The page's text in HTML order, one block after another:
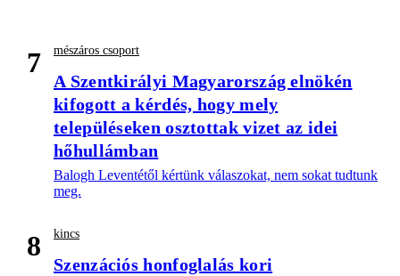
7 mészáros csoport
A Szentkirályi Magyarország elnökén
kifogott a kérdés, hogy mely
településeken osztottak vizet az idei
hőhullámban
Balogh Leventétől kértünk válaszokat, nem sokat tudtunk
meg.
8 kincs
Szenzációs honfoglalás kori